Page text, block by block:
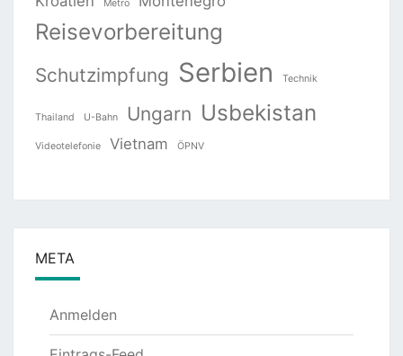
Metro
Reisevorbereitung
Schutzimpfung Serbien Technik
Thailand U-Bahn Ungarn Usbekistan
Videotelefonie Vietnam ÖPNV
META
Anmelden